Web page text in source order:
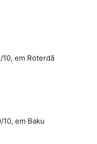
10, em Roterdã
em Baku